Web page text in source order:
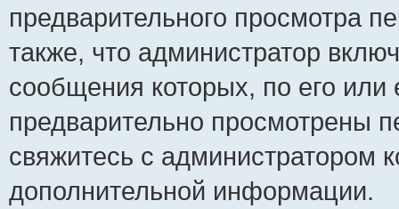
предварительного просмотра
также, что администратор
сообщения которых, по его
предварительно просмотрены
свяжитесь с администратором
дополнительной информации.